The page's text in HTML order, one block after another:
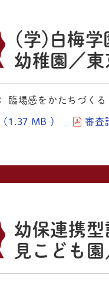
（学）白梅
幼稚園／東
臨場感をかたちづく
1.37 MB ） 審査
幼保連携
見こども